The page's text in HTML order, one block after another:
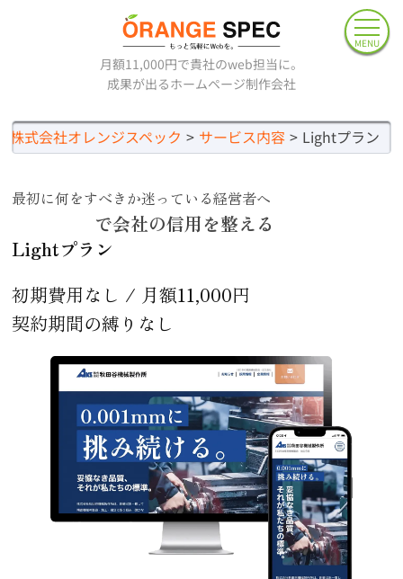
MENU
月額11,000円で貴社のweb担当に。
成果が出るホームページ制作会社
株式会社オレンジスペック サービス内容 Lightプラン
最初に何をすべきか迷っている経営者へ
で会社の信用を整える
Lightプラン
初期費用なし / 月額11,000円
契約期間の縛りなし